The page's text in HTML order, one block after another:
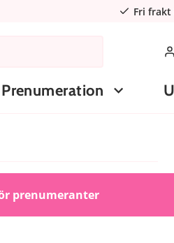
Fri frakt
Prenumeration
prenumeranter